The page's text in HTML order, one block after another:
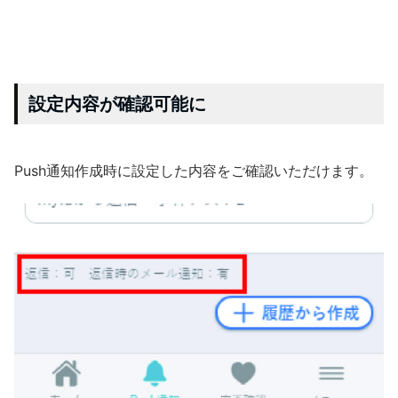
設定内容が確認可能に
Push通知作成時に設定した内容をご確認いただけます。